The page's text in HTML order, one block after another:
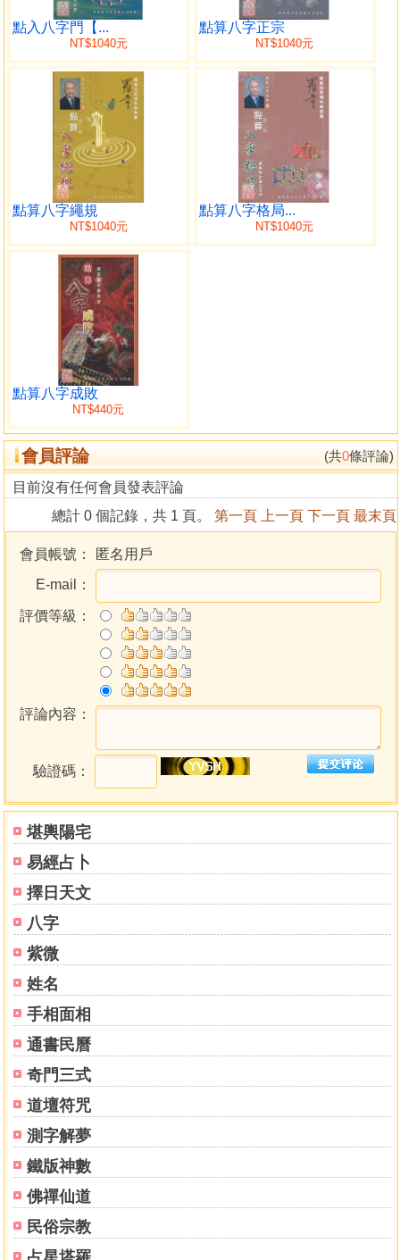
堪輿陽宅
易經占卜
擇日天文
八字
紫微
姓名
手相面相
通書民曆
奇門三式
道壇符咒
測字解夢
鐵版神數
佛禪仙道
民俗宗教
只要我兒再見兒 15
官運扶搖直上 16
創業之年暗藏禍因 17
印運入 官非至 19
分組點算 21
點算印張力 22
點算劫張力 23
點算傷張力 24
點算財張力 25
點算官張力 25
傷官見官 首尾回剋 26
星情支配權貴級數 27
癸巳旺年衰應 31
誰支配張震遠命運 36
靜兒的安息 37
虔誠的基督徒 37
天父支配命運嗎？ 40
性格支配命運嗎？ 42
命運會被上帝改寫嗎？ 45
追查出生時辰 48
五行秀氣流行 50
干透忌傷的批斷 52
身弱劫比斷財情 54
喜印的批斷 56
喜神官殺的批斷 59
時運局九柱同參 64
點算印張力 66
點算劫張力 67
點算傷張力 68
點算財張力 69
點算官張力 70
九柱同參 71
九柱同參 具體透徹 72
第二章 天地連線 78
命運的迷思 78
尋找命運真相 78
生命如何在地球出現 80
從一二三到萬物 85
誰支配命運 87
命運由上帝支配嗎？ 87
命運由宿業支配嗎？ 89
釋迦佛陀否定神我 91
你完整記得你的上一世嗎？ 93
隔世DELUSION 98
靈魂隔世尋仇人 98
「我會一直陪?你。」 100
「糟糕！前世的仇人找到來了。」 102
前世業今世報是一派胡言 105
時間支配命運 107
子平命理是生命科學 107
河圖解密 109
河圖揭示天地連線 116
干支時空系統 122
干支曆的演進 122
對日干五行的質疑 125
四柱由時月二支編碼 127
點入八字門【...
NT$1040元
點算八字正宗
NT$1040元
點算八字繩規
NT$1040元
點算八字格局...
NT$1040元
點算八字成敗
NT$440元
會員評論 (共0條評論)
目前沒有任何會員發表評論
總計 0 個記錄，共 1 頁。 第一頁 上一頁 下一頁 最末頁
會員帳號：
匿名用戶
E-mail：
評價等級：
評論內容：
驗證碼：